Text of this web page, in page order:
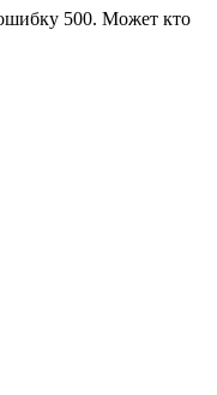
500. Может кто